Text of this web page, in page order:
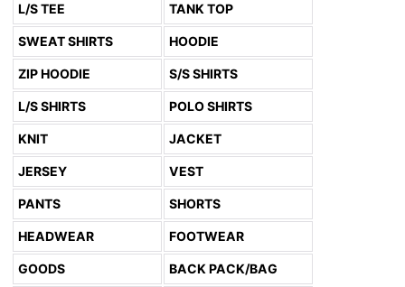
L/S TEE TANK TOP
SWEAT SHIRTS HOODIE
ZIP HOODIE S/S SHIRTS
L/S SHIRTS POLO SHIRTS
KNIT JACKET
JERSEY VEST
PANTS SHORTS
HEADWEAR FOOTWEAR
GOODS BACK PACK/BAG